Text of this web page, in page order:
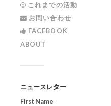
これまでの活動
お問い合わせ
FACEBOOK
ABOUT
ニュースレター
First Name